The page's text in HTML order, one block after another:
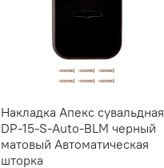
Накладка Апекс сувальдная
DP-15-S-Auto-BLM черный
матовый Автоматическая
шторка